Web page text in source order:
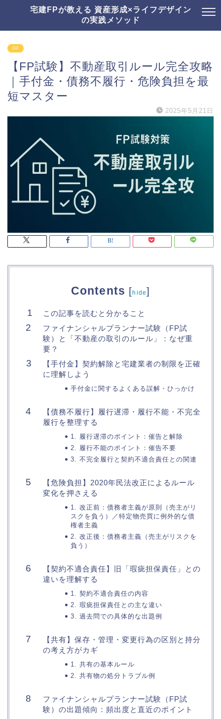
宅建FPが教える 資産形成×ライフデザイン
の実践メソッド
FP
【FP試験】不動産取引ルール完全攻略
｜手付金・債務不履行・危険負担を最
短マスター
2025年5月21日
Contents [hide]
この記事を読むと分かること
ファイナンシャルプランナー試験（FP試
験）と「不動産の取引のルール」：なぜ重
要？
【手付金】契約解除と宅建業者の制限を正確
に理解しよう
手付金に関するよくある誤解・ひっかけ
【債務不履行】履行遅滞・履行不能・不完全
履行を整理する
1. 履行遅滞のポイント：催告と解除
2. 履行不能のポイント：催告不要
3. 不完全履行と契約不適合責任との関連
【危険負担】2020年民法改正によるルール
変化を押さえる
1. 改正前：債務者主義が原則（売主がリ
スクを負う）／特定物売買に例外的な債
権者主義
2. 改正後：債務者主義（売主がリスクを
負う）
【契約不適合責任】旧「瑕疵担保責任」との
違いを理解する
1. 契約不適合責任の内容
2. 瑕疵担保責任との主な違い
3. 過去問での具体的な出題例
【共有】保存・管理・変更行為の区別と持分
の考え方がカギ
1. 共有の基本ルール
2. 共有物の処分トラブル例
ファイナンシャルプランナー試験（FP試
験）の出題傾向：頻出度と直近のポイント